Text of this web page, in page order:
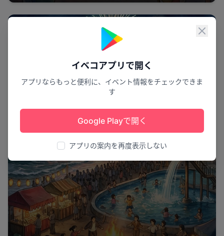
閉じ
イベコアプリで開く
アプリならもっと便利に、イベント情報をチェックできま
す
Google Playで開く
アプリの案内を再度表示しない